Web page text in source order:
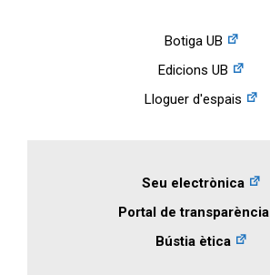
Botiga UB
Edicions UB
Lloguer d'espais
Seu electrònica
Portal de transparència
Bústia ètica